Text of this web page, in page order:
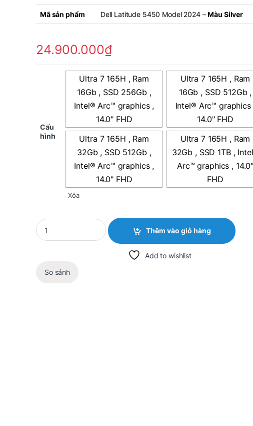
Mã sản phẩm Dell Latitude 5450 Model 2024 –Màu Silver
24.900.000₫
Cấu
hình
Ultra 7 165H , Ram
16Gb , SSD 256Gb ,
Intel® Arc™ graphics ,
14.0" FHD
Ultra 7 165H , Ram
16Gb , SSD 512Gb ,
Intel® Arc™ graphics
14.0" FHD
Ultra 7 165H , Ram
32Gb , SSD 512Gb ,
Intel® Arc™ graphics ,
14.0" FHD
Ultra 7 165H , Ram
32Gb , SSD 1TB ,
Arc™ graphics , 14.0"
FHD
Xóa
Quantity
Thêm vào giỏ hàng
Add to wishlist
So sánh